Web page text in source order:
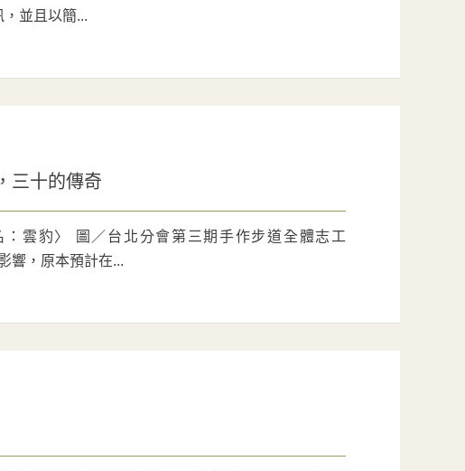
並且以簡...
三十的傳奇
雲豹〉 圖／台北分會第三期手作步道全體志工
，原本預計在...